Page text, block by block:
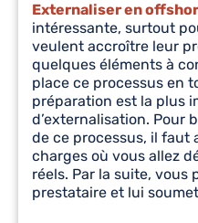
Externaliser en
intéressante, surtout
veulent accroître leur
quelques éléments à
place ce processus en
préparation est la plus
d’externalisation. Pour
de ce processus, il faut
charges où vous allez
réels. Par la suite, vous
prestataire et lui